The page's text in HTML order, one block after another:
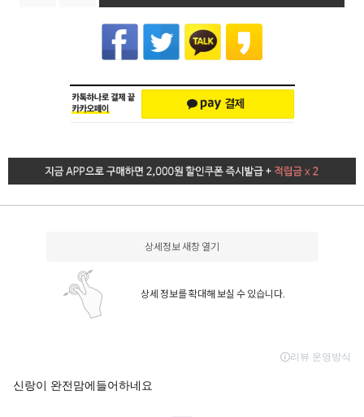
상세정보 새창 열기
상세 정보를 확대해 보실 수 있습니다.